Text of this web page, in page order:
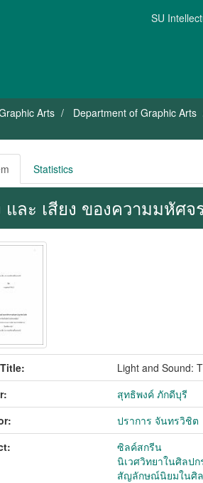
SU
Arts Department of Graphic Arts
Statistics
และ เสียง ของความมหัศ
Light and Sound:
สุทธิพงค์ ภักดีบุรี
ปราการ จันทรวิชิต
ซิลค์สกรีน
นิเวศวิทยาในศิลปก
สัญลักษณ์นิยมในศิ